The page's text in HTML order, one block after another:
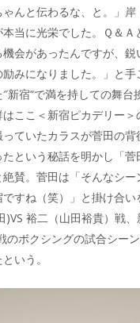
んと伝わるな、と。」
当に光栄でした。Ｑ＆Ａ
会があったんですが、鋭
励みになりました。」と
新宿“で満を持しての舞台
ここ＜新宿ピカデリー＞
ていたカラスが菅田の
という秘話を明かし「菅
賛。菅田は「そんなシー
すね（笑）」と掛け合
)VS 裕二（山田裕貴）戦
のボクシングの試合シー
いう。